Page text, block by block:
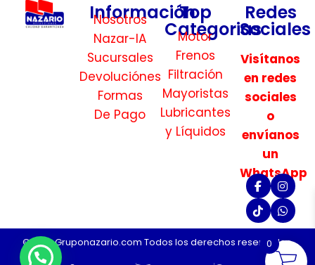
Información
Nosotros
Nazar-IA
Sucursales
Devoluciónes
Formas
De Pago
Top
Categorias
Motor
Frenos
Filtración
Mayoristas
Lubricantes
y Líquidos
Redes
Sociales
Visítanos
en redes
sociales
o
envíanos
un
WhatsApp
©2026 Gruponazario.com Todos los derechos reservados.
0